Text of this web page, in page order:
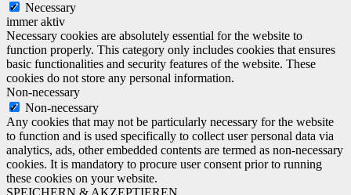
Necessary
immer aktiv
Necessary cookies are absolutely essential for the website to
function properly. This category only includes cookies that ensures
basic functionalities and security features of the website. These
cookies do not store any personal information.
Non-necessary
Non-necessary
Any cookies that may not be particularly necessary for the website
to function and is used specifically to collect user personal data via
analytics, ads, other embedded contents are termed as non-necessary
cookies. It is mandatory to procure user consent prior to running
these cookies on your website.